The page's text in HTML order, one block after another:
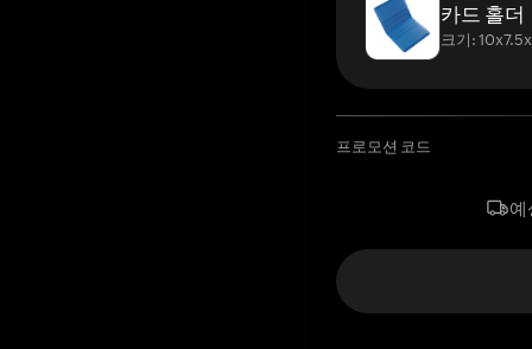
카드 홀더
크기:
프로모션 코드
예